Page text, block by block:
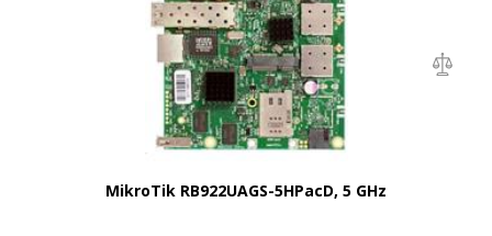
MikroTik RB922UAGS-5HPacD, 5 GHz